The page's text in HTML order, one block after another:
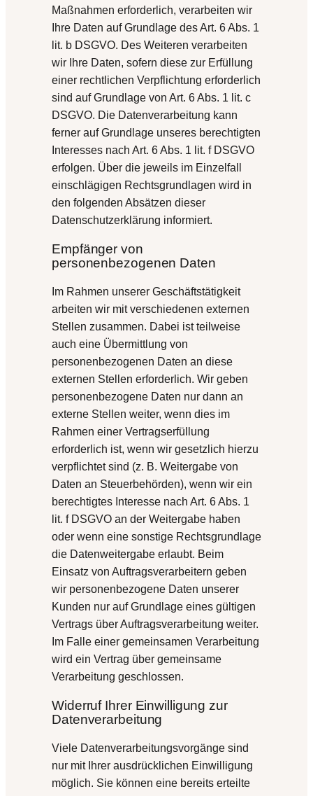
Maßnahmen erforderlich, verarbeiten wir
Ihre Daten auf Grundlage des Art. 6 Abs. 1
lit. b DSGVO. Des Weiteren verarbeiten
wir Ihre Daten, sofern diese zur Erfüllung
einer rechtlichen Verpflichtung erforderlich
sind auf Grundlage von Art. 6 Abs. 1 lit. c
DSGVO. Die Datenverarbeitung kann
ferner auf Grundlage unseres berechtigten
Interesses nach Art. 6 Abs. 1 lit. f DSGVO
erfolgen. Über die jeweils im Einzelfall
einschlägigen Rechtsgrundlagen wird in
den folgenden Absätzen dieser
Datenschutzerklärung informiert.
Empfänger von
personenbezogenen Daten
Im Rahmen unserer Geschäftstätigkeit
arbeiten wir mit verschiedenen externen
Stellen zusammen. Dabei ist teilweise
auch eine Übermittlung von
personenbezogenen Daten an diese
externen Stellen erforderlich. Wir geben
personenbezogene Daten nur dann an
externe Stellen weiter, wenn dies im
Rahmen einer Vertragserfüllung
erforderlich ist, wenn wir gesetzlich hierzu
verpflichtet sind (z. B. Weitergabe von
Daten an Steuerbehörden), wenn wir ein
berechtigtes Interesse nach Art. 6 Abs. 1
lit. f DSGVO an der Weitergabe haben
oder wenn eine sonstige Rechtsgrundlage
die Datenweitergabe erlaubt. Beim
Einsatz von Auftragsverarbeitern geben
wir personenbezogene Daten unserer
Kunden nur auf Grundlage eines gültigen
Vertrags über Auftragsverarbeitung weiter.
Im Falle einer gemeinsamen Verarbeitung
wird ein Vertrag über gemeinsame
Verarbeitung geschlossen.
Widerruf Ihrer Einwilligung zur
Datenverarbeitung
Viele Datenverarbeitungsvorgänge sind
nur mit Ihrer ausdrücklichen Einwilligung
möglich. Sie können eine bereits erteilte